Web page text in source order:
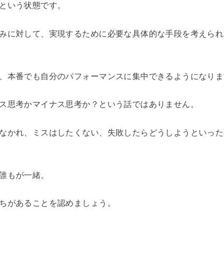
いう状態です。
に対して、実現するために必要な具体的な手段を考えら
本番でも自分のパフォーマンスに集中できるようになりま
考かマイナス思考か？という話ではありません。
かれ、ミスはしたくない、失敗したらどうしようといっ
もが一緒。
があることを認めましょう。